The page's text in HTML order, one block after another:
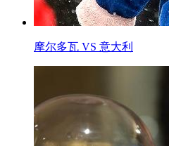
摩尔多瓦 VS 意大利